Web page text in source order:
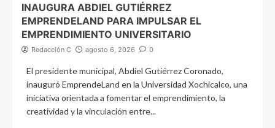
INAUGURA ABDIEL GUTIÉRREZ
EMPRENDELAND PARA IMPULSAR EL
EMPRENDIMIENTO UNIVERSITARIO
Redacción C agosto 6, 2026 0
El presidente municipal, Abdiel Gutiérrez Coronado,
inauguró EmprendeLand en la Universidad Xochicalco, una
iniciativa orientada a fomentar el emprendimiento, la
creatividad y la vinculación entre...